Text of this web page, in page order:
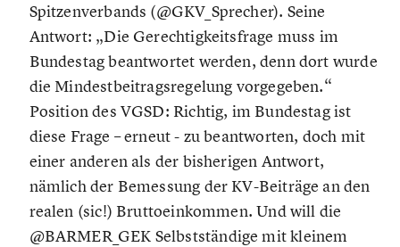
Spitzenverbands (@GKV_Sprecher). Seine
Antwort: „Die Gerechtigkeitsfrage muss im
Bundestag beantwortet werden, denn dort wurde
die Mindestbeitragsregelung vorgegeben.“
Position des VGSD: Richtig, im Bundestag ist
diese Frage – erneut - zu beantworten, doch mit
einer anderen als der bisherigen Antwort,
nämlich der Bemessung der KV-Beiträge an den
realen (sic!) Bruttoeinkommen. Und will die
@BARMER_GEK Selbstständige mit kleinem